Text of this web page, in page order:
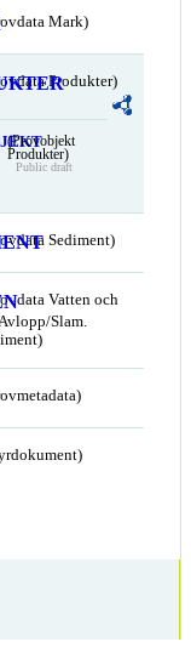
Mark)
Produkter)
(Provobjekt
Produkter)
Public draft
Sediment)
Vatten och
Slam.